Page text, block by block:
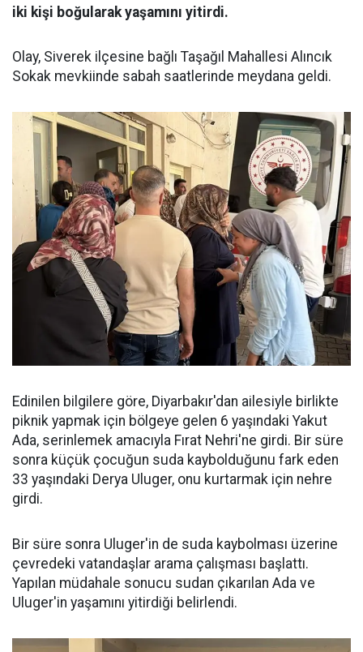
iki kişi boğularak yaşamını yitirdi.
Olay, Siverek ilçesine bağlı Taşağıl Mahallesi Alıncık
Sokak mevkiinde sabah saatlerinde meydana geldi.
Edinilen bilgilere göre, Diyarbakır'dan ailesiyle birlikte
piknik yapmak için bölgeye gelen 6 yaşındaki Yakut
Ada, serinlemek amacıyla Fırat Nehri'ne girdi. Bir süre
sonra küçük çocuğun suda kaybolduğunu fark eden
33 yaşındaki Derya Uluger, onu kurtarmak için nehre
girdi.
Bir süre sonra Uluger'in de suda kaybolması üzerine
çevredeki vatandaşlar arama çalışması başlattı.
Yapılan müdahale sonucu sudan çıkarılan Ada ve
Uluger'in yaşamını yitirdiği belirlendi.